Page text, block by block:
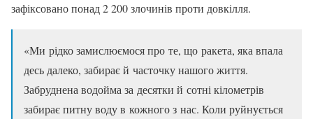
зафіксовано понад 2 200 злочинів проти довкілля.
«Ми рідко замислюємося про те, що ракета, яка впала
десь далеко, забирає й часточку нашого життя.
Забруднена водойма за десятки й сотні кілометрів
забирає питну воду в кожного з нас. Коли руйнується